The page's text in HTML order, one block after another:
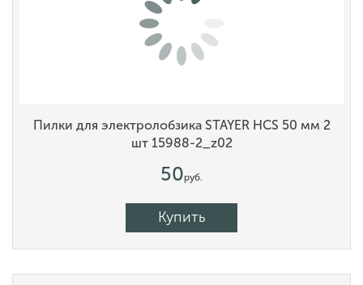
Пилки для электролобзика STAYER HCS 50 мм 2
шт 15988-2_z02
50руб.
Купить